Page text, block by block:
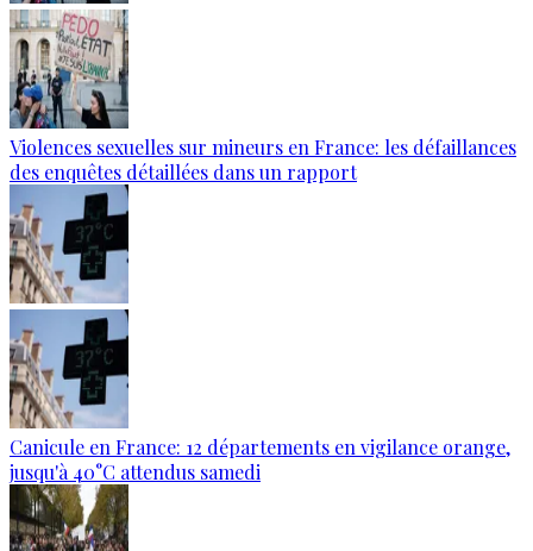
Violences sexuelles sur mineurs en France: les défaillances
des enquêtes détaillées dans un rapport
Canicule en France: 12 départements en vigilance orange,
jusqu'à 40°C attendus samedi